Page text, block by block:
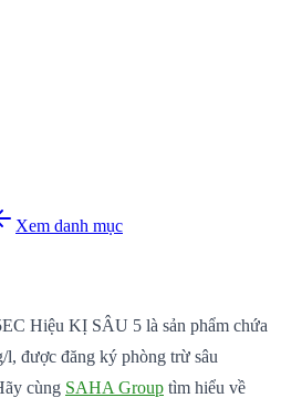
Xem danh mục
Hiệu KỊ SÂU 5 là sản phẩm chứa
được đăng ký phòng trừ sâu
cùng SAHA Group tìm hiểu về